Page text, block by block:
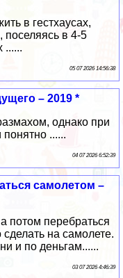
в гестхаусах,
поселяясь в 4-5
......
05 07 2026 14:56:38
– 2019 *
однако при
......
04 07 2026 6:52:39
самолетом –
потом перебраться
на самолете.
и по деньгам......
03 07 2026 4:46:39